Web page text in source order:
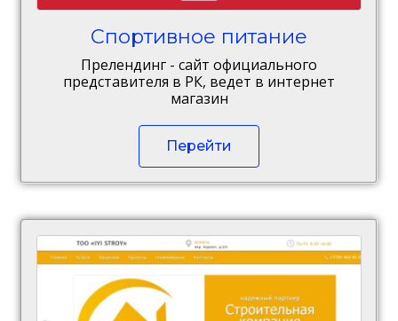
Спортивное питание
Прелендинг - сайт официального
представителя в РК, ведет в интернет
магазин
Перейти